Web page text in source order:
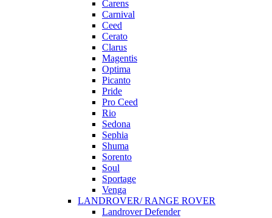
Carens
Carnival
Ceed
Cerato
Clarus
Magentis
Optima
Picanto
Pride
Pro Ceed
Rio
Sedona
Sephia
Shuma
Sorento
Soul
Sportage
Venga
LANDROVER/ RANGE ROVER
Landrover Defender